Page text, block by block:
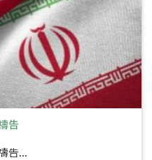
告
告...